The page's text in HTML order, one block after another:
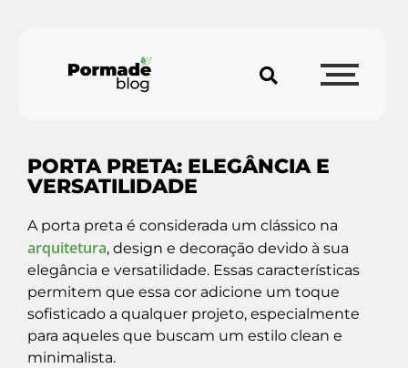
PORTA PRETA: ELEGÂNCIA E
VERSATILIDADE
A porta preta é considerada um clássico na
arquitetura, design e decoração devido à sua
elegância e versatilidade. Essas características
permitem que essa cor adicione um toque
sofisticado a qualquer projeto, especialmente
para aqueles que buscam um estilo clean e
minimalista.